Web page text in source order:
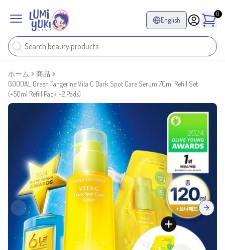
English
0
ホーム
商品
GOODAL Green Tangerine Vita C Dark Spot Care Serum 70ml Refill Set
(+50ml Refill Pack +2 Pads)
Previous slide Next